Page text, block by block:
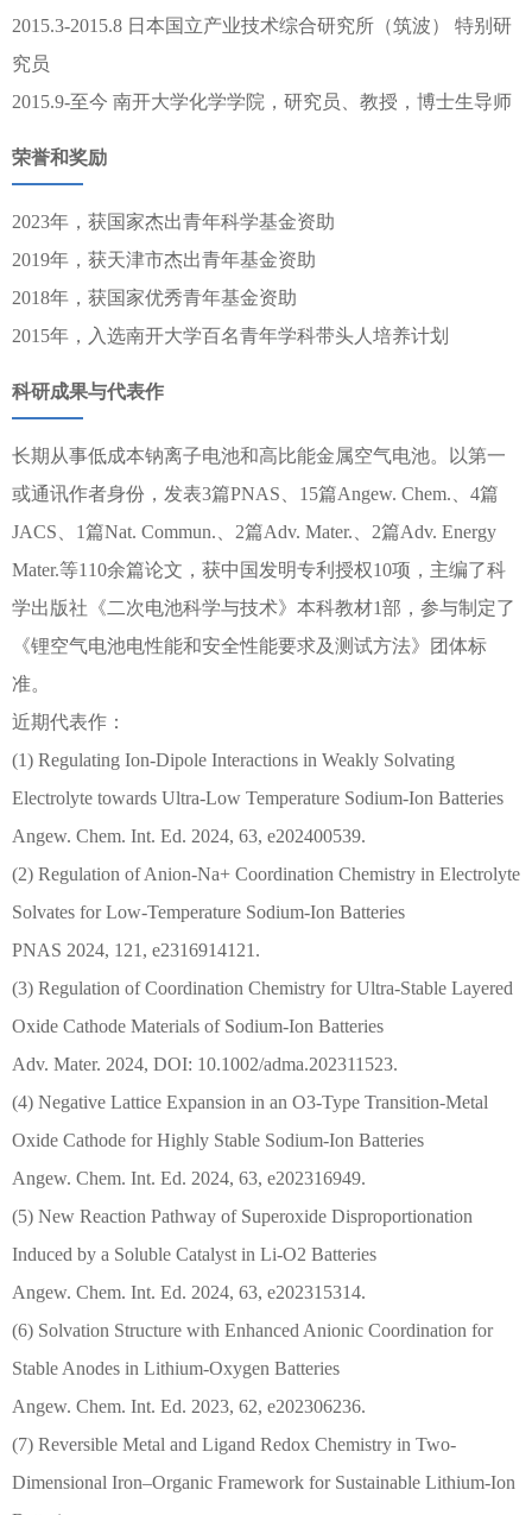
2015.3-2015.8 日本国立产业技术综合研究所（筑波） 特别研
究员
2015.9-至今 南开大学化学学院，研究员、教授，博士生导师
荣誉和奖励
2023年，获国家杰出青年科学基金资助
2019年，获天津市杰出青年基金资助
2018年，获国家优秀青年基金资助
2015年，入选南开大学百名青年学科带头人培养计划
科研成果与代表作
长期从事低成本钠离子电池和高比能金属空气电池。以第一
或通讯作者身份，发表3篇PNAS、15篇Angew. Chem.、4篇
JACS、1篇Nat. Commun.、2篇Adv. Mater.、2篇Adv. Energy
Mater.等110余篇论文，获中国发明专利授权10项，主编了科
学出版社《二次电池科学与技术》本科教材1部，参与制定了
《锂空气电池电性能和安全性能要求及测试方法》团体标
准。
近期代表作：
(1) Regulating Ion-Dipole Interactions in Weakly Solvating
Electrolyte towards Ultra-Low Temperature Sodium-Ion Batteries
Angew. Chem. Int. Ed. 2024, 63, e202400539.
(2) Regulation of Anion-Na+ Coordination Chemistry in Electrolyte
Solvates for Low-Temperature Sodium-Ion Batteries
PNAS 2024, 121, e2316914121.
(3) Regulation of Coordination Chemistry for Ultra-Stable Layered
Oxide Cathode Materials of Sodium-Ion Batteries
Adv. Mater. 2024, DOI: 10.1002/adma.202311523.
(4) Negative Lattice Expansion in an O3-Type Transition-Metal
Oxide Cathode for Highly Stable Sodium-Ion Batteries
Angew. Chem. Int. Ed. 2024, 63, e202316949.
(5) New Reaction Pathway of Superoxide Disproportionation
Induced by a Soluble Catalyst in Li-O2 Batteries
Angew. Chem. Int. Ed. 2024, 63, e202315314.
(6) Solvation Structure with Enhanced Anionic Coordination for
Stable Anodes in Lithium-Oxygen Batteries
Angew. Chem. Int. Ed. 2023, 62, e202306236.
(7) Reversible Metal and Ligand Redox Chemistry in Two-
Dimensional Iron–Organic Framework for Sustainable Lithium-Ion